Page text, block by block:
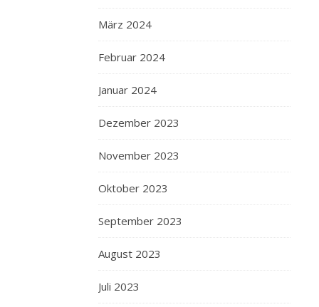
März 2024
Februar 2024
Januar 2024
Dezember 2023
November 2023
Oktober 2023
September 2023
August 2023
Juli 2023